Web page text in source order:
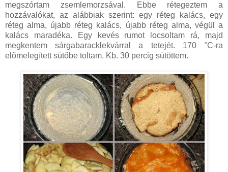
megszórtam zsemlemorzsával. Ebbe rétegeztem a
hozzávalókat, az alábbiak szerint: egy réteg kalács, egy
réteg alma, újabb réteg kalács, újabb réteg alma, végül a
kalács maradéka. Egy kevés rumot locsoltam rá, majd
megkentem sárgabaracklekvárral a tetejét. 170 °C-ra
előmelegített sütőbe toltam. Kb. 30 percig sütöttem.